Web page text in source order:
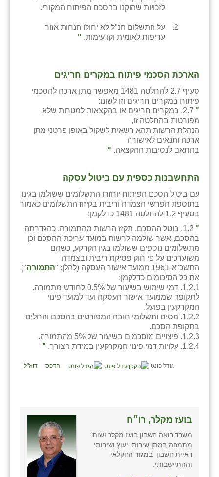
לזכויות שהוקנו בהסכם הפיתוח המקורי.
על התשלום הנ"ל לא יחולו הנחות אזורי
עדיפות לאומית וקו עימות. "
הארכת הסכמי פיתוח במקרים חריגים
סעיף 2.7 להחלטה 1481 מאפשר מתן ארכה להסכמי
פיתוח במקרים חריגים וזו לשונו:
"
2.7. במקרים חריגים או בהקצאות למטרות שלא
מפורטות בהחלטה זו,
הנהלת הרשות תהא רשאית לשקול באופן פרטני מתן
ארכה ותנאים לאישורה
בהתאם לנסיבות ההקצאה. "
התחשבנות כספית עם ביטול עסקה
עם ביטול הסכם הפיתוח יוחזרו התשלומים ששולמו בגינו
בתוספת הפרשי הצמדה וריבית בקיזוז התשלומים כאמור
בסעיף 1.2 להחלטה 1481 כדלקמן:
"
1.2. בוטל ההסכם, תקזז הרשות מהתמורה, כהגדרתה
בהסכם, אשר שולמה לרשות במועד עריכת ההסכם וכן
מתשלומים נוספים ששולמו בגין הקרקע, כשהם
משוערכים על פי חוק פסיקת ריבית ובצמדה
התשכ"א-1961 ממועד אישור העסקה (להלן: "
התמורה")
את כל הסיכומים כדלקמן:
1.2.1. דמי שימוש בשיעור של 0.5% לחודש מתמורה.
לתקופה שממועד אישור העסקה ועד למועד פינוי
המקרקעין בפועל.
1.2.2. מסים ותשלומי חובה המפורטים בהסכם והחלים
בתקופת הסכם.
1.2.3. פיצויים מוסכמים בשיעור של 5% מהתמורה.
1.2.4. עלויות דמי פינוי המקרקעין במידת הצורך.
"
גודל פונט הדפס דוא"ל
בועז מקלר, רו״ח
משרד רואה חשבון בועז מקלר ושות׳
מתמחה במתן שירותי יעוץ ושירותי
ראיית חשבון במגזר החקלאי
וההתיישבותי.
נהריה (אג״ש)
ניר צבי
עין חצבה
עין תמר
קורנית
קלחים
רועי
רימונים
רמות השבים
רמת הדר
שבי ציון
שדה ורבורג
שדה צבי